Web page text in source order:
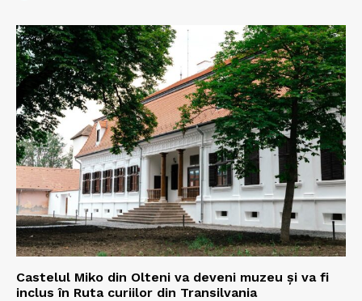
Castelul Miko din Olteni va deveni muzeu şi va fi
inclus în Ruta curiilor din Transilvania